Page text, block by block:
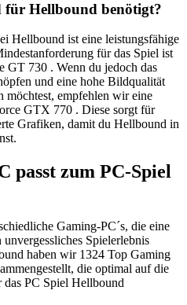
Hellbound benötigt?
Hellbound ist eine leistungsfähige
für das Spiel ist
GT 730 . Wenn du jedoch das
und eine hohe Bildqualität
möchtest, empfehlen wir eine
GTX 770 . Diese sorgt für
Grafiken, damit du Hellbound in
passt zum PC-Spiel
Gaming-PC´s, die eine
Spielerlebnis
haben wir 1324 Top Gaming
die optimal auf die
das PC Spiel Hellbound